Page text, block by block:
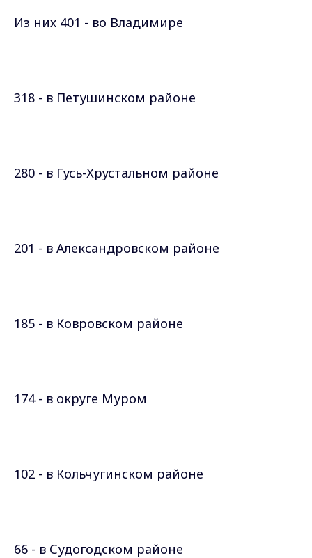
Из них 401 - во Владимире
318 - в Петушинском районе
280 - в Гусь-Хрустальном районе
201 - в Александровском районе
185 - в Ковровском районе
174 - в округе Муром
102 - в Кольчугинском районе
66 - в Судогодском районе